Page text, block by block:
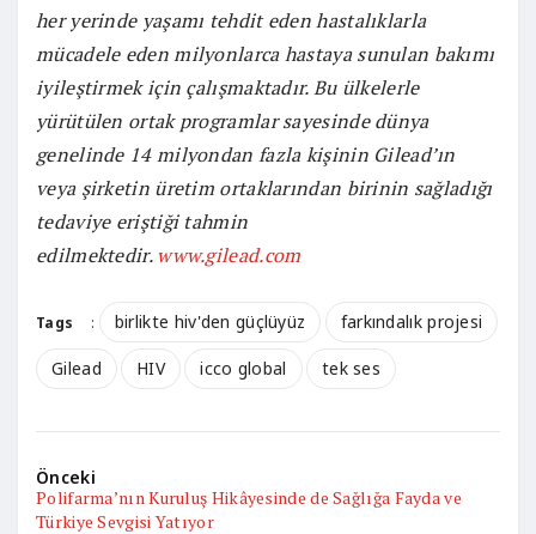
her yerinde yaşamı tehdit eden hastalıklarla
mücadele eden milyonlarca hastaya sunulan bakımı
iyileştirmek için çalışmaktadır. Bu ülkelerle
yürütülen ortak programlar sayesinde dünya
genelinde 14 milyondan fazla kişinin Gilead’ın
veya şirketin üretim ortaklarından birinin sağladığı
tedaviye eriştiği tahmin
edilmektedir.www.gilead.com
Tags : birlikte hiv'den güçlüyüz farkındalık projesi
Gilead HIV icco global tek ses
Önceki
Polifarma’nın Kuruluş Hikâyesinde de Sağlığa Fayda ve
Türkiye Sevgisi Yatıyor